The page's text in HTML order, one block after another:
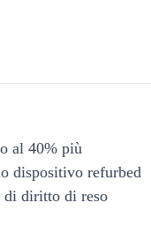
al 40% più
dispositivo refurbed
di diritto di reso